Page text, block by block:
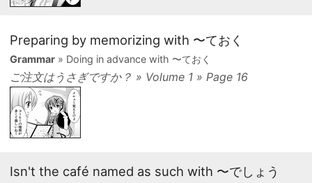
Preparing by memorizing with 〜ておく
Grammar» Doing in advance with 〜ておく
ご注文はうさぎですか？ » Volume 1 » Page 16
Isn't the café named as such with 〜でしょう